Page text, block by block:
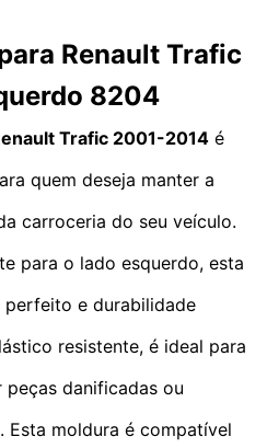
Renault Trafic
8204
Trafic 2001-2014 é
quem deseja manter a
carroceria do seu veículo.
para o lado esquerdo, esta
perfeito e durabilidade
resistente, é ideal para
danificadas ou
Esta moldura é compatível